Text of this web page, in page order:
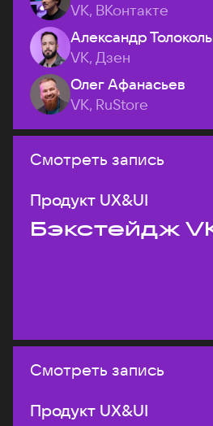
VK, ВКонтакте
Александр
VK, Дзен
Олег Афанасьев
VK, RuStore
Смотреть запись
Продукт UX&UI
Бэкстейдж
Смотреть запись
Продукт UX&UI